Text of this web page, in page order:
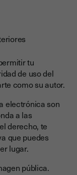
tu
de uso del
como su autor.
electrónica son
a las
derecho, te
que puedes
lugar.
pública.